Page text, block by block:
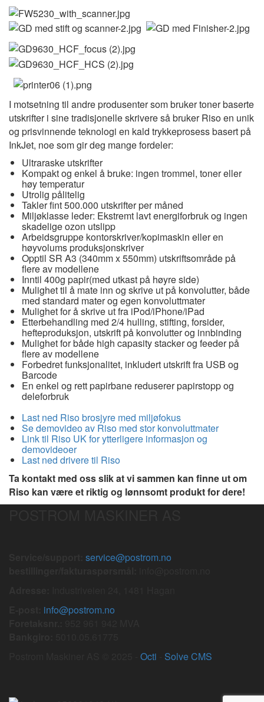
I motsetning til andre produsenter som bruker toner baserte
utskrifter i sine tradisjonelle skrivere så bruker Riso en unik
og prisvinnende teknologi en kald trykkeprosess basert på
InkJet, noe som gir deg mange fordeler:
Ultraraske utskrifter
Kompakt og enkel å bruke: ingen trommel, toner eller
høy temperatur
Utrolig pålitelig
Takler fint 500.000 utskrifter per måned
Miljøklasse leder: Ekstremt lavt energiforbruk og ingen
skadelige ozon utslipp
Arbeidsgruppe kontorskriver/kopimaskin eller en
høyvolums produksjonskriver
Opptil SR A3 (340mm x 550mm) utskriftsområde på
flere av modellene
Inntil 400g papir(med utkast på høyre side)
Mulighet til å mate inn og skrive ut på konvolutter, både
med standard mater og egen konvoluttmater
Mulighet for å skrive ut fra iPod/iPhone/iPad
Etterbehandling med 2/4 hulling, stifting, forsider,
hefteproduksjon, utskrift på konvolutter og innbinding
Mulighet for både high capasity stacker og feeder på
flere av modellene
Forbedret funksjonalitet, inkludert utskrift fra USB og
Barcode
En enkel og rett papirbane reduserer papirstopp og
deleforbruk
Last ned Riso brosjyre med miljøfokus
Se demovideo av Riso med stor konvoluttmater
Link til Riso UK for ytterligere informasjon og
demovideoer
Last ned drivere til Riso
Ta kontakt med oss slik at vi sammen kan finne ut om
Riso kan være et riktig og lønnsomt produkt for dere!
service@postrom.no
info@postrom.no
Octi Solve CMS